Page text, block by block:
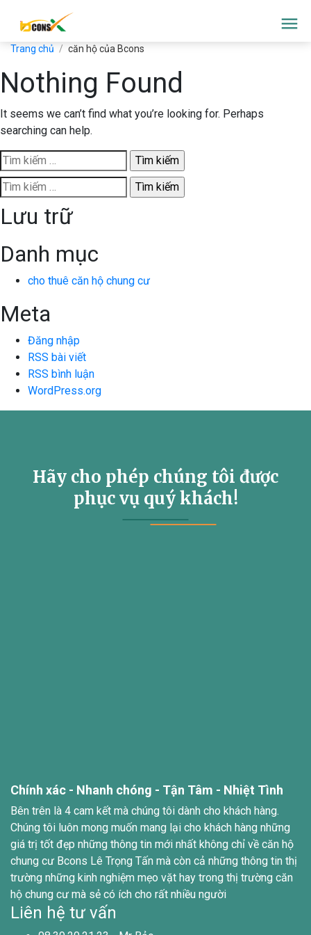
menu
Trang chủ / căn hộ của Bcons
Nothing Found
It seems we can’t find what you’re looking for. Perhaps
searching can help.
Tìm
kiếm
cho:
Tìm
kiếm
cho:
Lưu trữ
Danh mục
cho thuê căn hộ chung cư
Meta
Đăng nhập
RSS bài viết
RSS bình luận
WordPress.org
Hãy cho phép chúng tôi được
phục vụ quý khách!
Chính xác - Nhanh chóng - Tận Tâm - Nhiệt Tình
Bên trên là 4 cam kết mà chúng tôi dành cho khách hàng.
Chúng tôi luôn mong muốn mang lại cho khách hàng những
giá trị tốt đẹp những thông tin mới nhất không chỉ về căn hộ
chung cư Bcons Lê Trọng Tấn mà còn cả những thông tin thị
trường những kinh nghiệm mẹo vặt hay trong thị trường căn
hộ chung cư mà sẻ có ích cho rất nhiều người
Liên hệ tư vấn